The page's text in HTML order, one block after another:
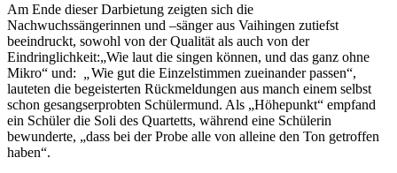
Am Ende dieser Darbietung zeigten sich die
Nachwuchssängerinnen und –sänger aus Vaihingen zutiefst
beeindruckt, sowohl von der Qualität als auch von der
Eindringlichkeit:„Wie laut die singen können, und das ganz ohne
Mikro“ und:
Wie gut die Einzelstimmen zueinander passen“,
lauteten die begeisterten Rückmeldungen aus manch einem selbst
schon gesangserprobten Schülermund. Als „Höhepunkt“ empfand
ein Schüler die Soli des Quartetts, während eine Schülerin
bewunderte, „dass bei der Probe alle von alleine den Ton getroffen
haben“.